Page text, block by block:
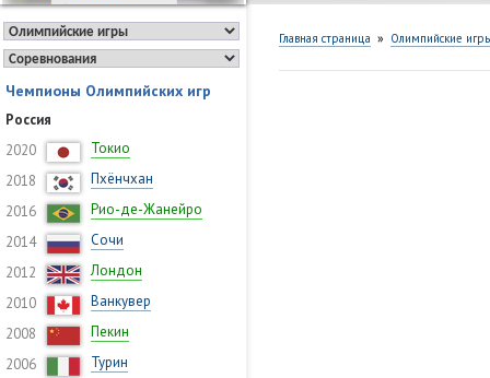
Чемпионы Олимпийских игр
Россия
2020
Токио
2018
Пхёнчхан
2016
Рио-де-Жанейро
2014
Сочи
2012
Лондон
2010
Ванкувер
2008
Пекин
2006
Турин
Главная страница » Олимпийские